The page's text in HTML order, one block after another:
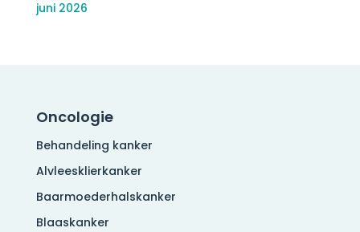
juni 2026
Oncologie
Behandeling kanker
Alvleesklierkanker
Baarmoederhalskanker
Blaaskanker